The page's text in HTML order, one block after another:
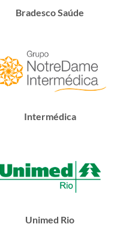
Bradesco Saúde
Intermédica
Unimed Rio